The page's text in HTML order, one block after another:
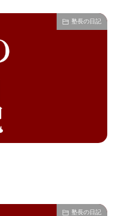
塾長の日記
塾長の日記